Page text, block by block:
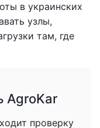
в украинских
узлы,
там, где
AgroKar
проверку